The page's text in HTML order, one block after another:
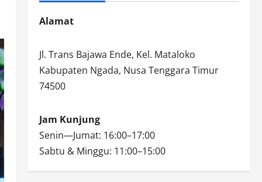
Alamat
Jl. Trans Bajawa Ende, Kel. Mataloko
Kabupaten Ngada, Nusa Tenggara Timur
74500
Jam Kunjung
Senin—Jumat: 16:00–17:00
Sabtu & Minggu: 11:00–15:00